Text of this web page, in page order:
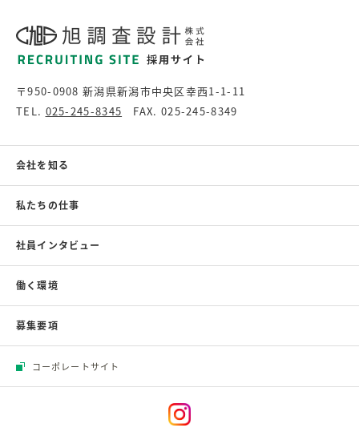
〒950-0908 新潟県新潟市中央区幸西1-1-11
TEL. 025-245-8345 FAX. 025-245-8349
会社を知る
私たちの仕事
社員インタビュー
働く環境
募集要項
コーポレートサイト